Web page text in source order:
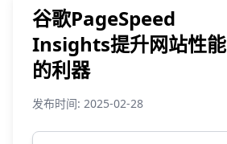
谷歌PageSpeed
Insights提升网站性能
的利器
发布时间: 2025-02-28